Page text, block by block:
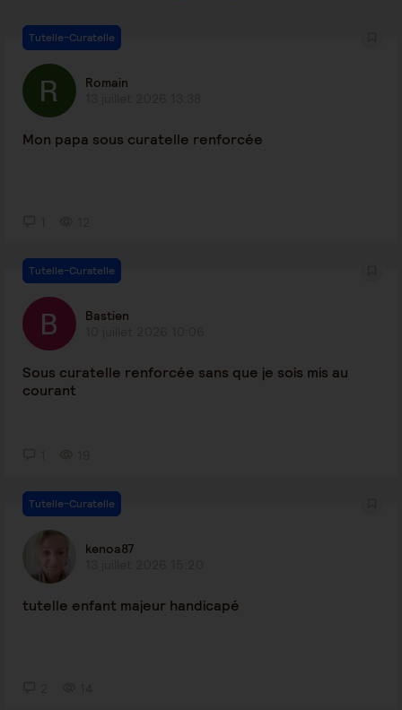
Tutelle-Curatelle
Romain
Mon papa sous curatelle renforcée
Tutelle-Curatelle
Bastien
Sous curatelle renforcée sans que je sois mis au
courant
Tutelle-Curatelle
kenoa87
tutelle enfant majeur handicapé